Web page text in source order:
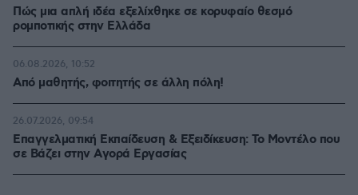
Πώς μια απλή ιδέα εξελίχθηκε σε κορυφαίο θεσμό
ρομποτικής στην Ελλάδα
Από μαθητής, φοιτητής σε άλλη πόλη!
06.08.2026, 10:52
Επαγγελματική Εκπαίδευση & Εξειδίκευση: Το Mοντέλο που
σε Bάζει στην Aγορά Eργασίας
26.07.2026, 09:54